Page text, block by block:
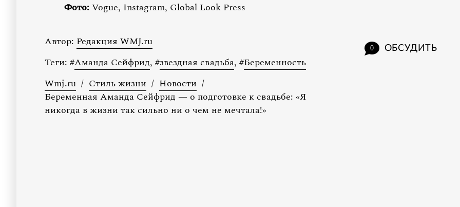
Фото:Vogue, Instagram, Global Look Press
0 ОБСУДИТЬ
Автор: Редакция WMJ.ru
Теги: #Аманда Сейфрид, #звездная свадьба, #Беременность
Wmj.ru / Стиль жизни / Новости /
Беременная Аманда Сейфрид — о подготовке к свадьбе: «Я
никогда в жизни так сильно ни о чем не мечтала!»